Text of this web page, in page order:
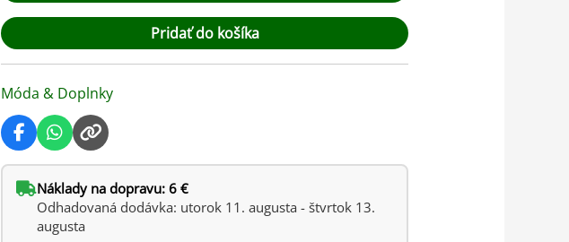
maska
na
lyžovanie,
airsoft
a
paintball
Pridať do košíka
Móda & Doplnky
Náklady na dopravu: 6 €
Odhadovaná dodávka: utorok 11. augusta - štvrtok 13.
augusta